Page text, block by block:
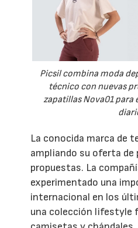
Picsil combina moda
técnico con nuevas
zapatillas Nova01
La conocida marca de
ampliando su oferta
propuestas. La
experimentado una
internacional en los
una colección lifestyle